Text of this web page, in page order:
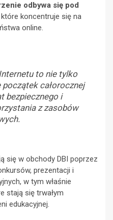
odbywa się pod
które koncentruje się na
online.
to nie tylko
całorocznej
bezpiecznego i
z zasobów
się w obchody DBI poprzez
prezentacji i
w tym właśnie
stają się trwałym
edukacyjnej.